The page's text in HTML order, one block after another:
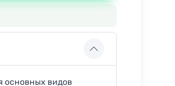
основных видов